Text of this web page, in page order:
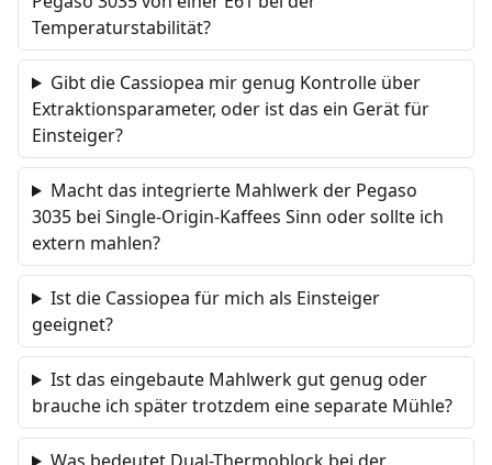
Temperaturstabilität?
Gibt die Cassiopea mir genug Kontrolle über
Extraktionsparameter, oder ist das ein Gerät für
Einsteiger?
Macht das integrierte Mahlwerk der Pegaso
3035 bei Single-Origin-Kaffees Sinn oder sollte ich
extern mahlen?
Ist die Cassiopea für mich als Einsteiger
geeignet?
Ist das eingebaute Mahlwerk gut genug oder
brauche ich später trotzdem eine separate Mühle?